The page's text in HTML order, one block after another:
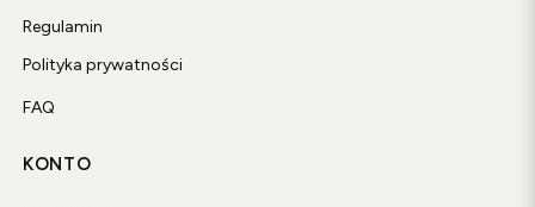
Regulamin
Polityka prywatności
FAQ
KONTO